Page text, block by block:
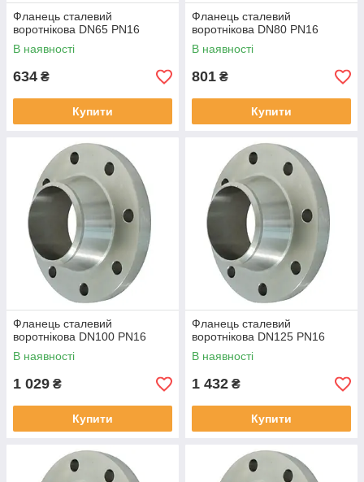
Фланець сталевий
воротнікова DN65 PN16
В наявності
634 ₴
Купити
Фланець сталевий
воротнікова DN80 PN16
В наявності
801 ₴
Купити
Фланець сталевий
воротнікова DN100 PN16
В наявності
1 029 ₴
Купити
Фланець сталевий
воротнікова DN125 PN16
В наявності
1 432 ₴
Купити